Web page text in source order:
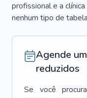
profissional e a
nenhum tipo de
Agende
reduzidos
Se você